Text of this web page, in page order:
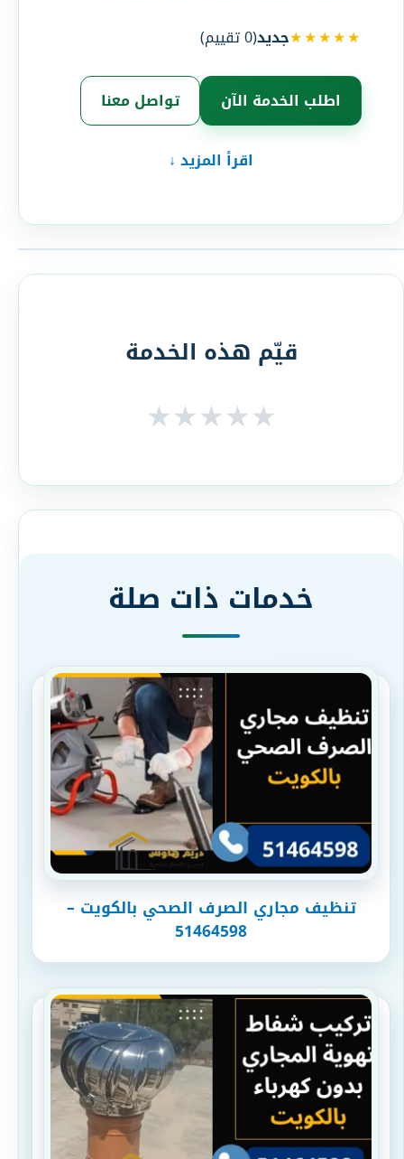
★★★★★جديد(
0تقييم)
اطلب الخدمة الآن تواصل معنا
اقرأ المزيد ↓
قيّم هذه الخدمة
★★★★★
خدمات ذات صلة
تنظيف مجاري الصرف الصحي بالكويت –
51464598